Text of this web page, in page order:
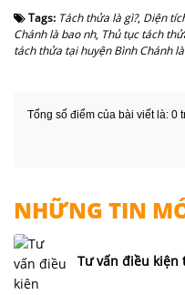
Tags: Tách thửa là gì?, Diện
Chánh là bao nh, Thủ tục tách
tách thửa tại huyện Bình Chánh
Tổng số điểm của bài viết là: 0
NHỮNG TIN
Tư vấn điều kiện